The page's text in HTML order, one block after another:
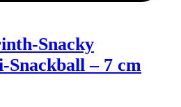
Snacky
– 7 cm